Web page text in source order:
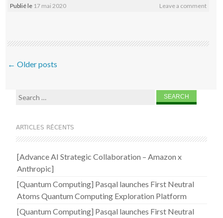
Publié le 17 mai 2020 Leave a comment
Post navigation
← Older posts
Search for:
ARTICLES RÉCENTS
[Advance AI Strategic Collaboration – Amazon x
Anthropic]
[Quantum Computing] Pasqal launches First Neutral
Atoms Quantum Computing Exploration Platform
[Quantum Computing] Pasqal launches First Neutral